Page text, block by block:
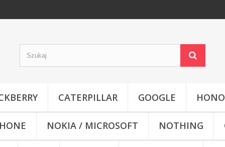
CATERPILLAR GOOGLE
NOKIA / MICROSOFT NOTHING